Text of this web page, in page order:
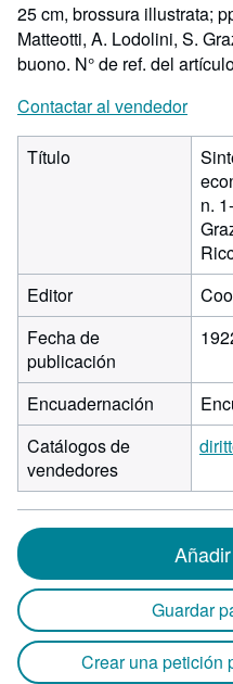
25 cm, brossura illustrata;
Matteotti, A. Lodolini, S.
buono. N° de ref. del
Contactar al vendedor
Título
n.
Editor
Fecha de
publicación
Encuadernación
Catálogos de
vendedores
Guardar
Crear una petición